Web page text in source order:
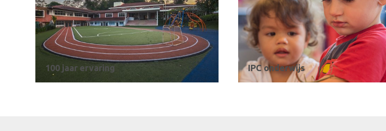
100 jaar ervaring IPC onderwijs